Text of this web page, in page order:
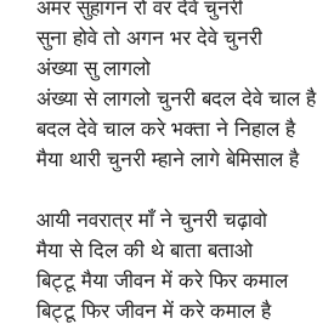
अमर सुहागन रो वर देवे चुनरी
सुना होवे तो अगन भर देवे चुनरी
अंख्या सु लागलो
अंख्या से लागलो चुनरी बदल देवे चाल है
बदल देवे चाल करे भक्ता ने निहाल है
मैया थारी चुनरी म्हाने लागे बेमिसाल है
आयी नवरात्र माँ ने चुनरी चढ़ावो
मैया से दिल की थे बाता बताओ
बिट्टू मैया जीवन में करे फिर कमाल
बिट्टू फिर जीवन में करे कमाल है